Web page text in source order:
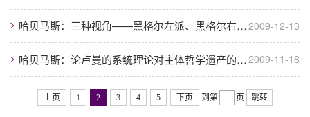
哈贝马斯：三种视角——黑格尔左派、黑格尔右派和尼采2009-12-13
哈贝马斯：论卢曼的系统理论对主体哲学遗产的接受2009-11-18
上页 1 2 3 4 5 下页 到第 页 跳转